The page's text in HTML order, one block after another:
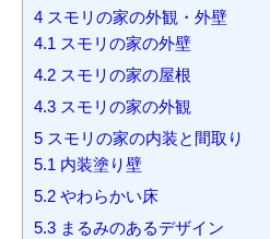
4 スモリの家の外観・外壁
4.1 スモリの家の外壁
4.2 スモリの家の屋根
4.3 スモリの家の外観
5 スモリの家の内装と間取り
5.1 内装塗り壁
5.2 やわらかい床
5.3 まるみのあるデザイン